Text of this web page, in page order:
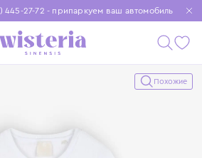
445-27-72 - припаркуем ваш автомобиль
доставка при заказе от 15 000 ₽
чтобы покупки были еще удобнее
Похожие